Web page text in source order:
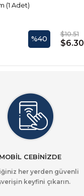
(1 Adet)
%40
$10.51
$6.30
MOBİL CEBİNİZDE
her yerden güvenli
keyfini çıkarın.